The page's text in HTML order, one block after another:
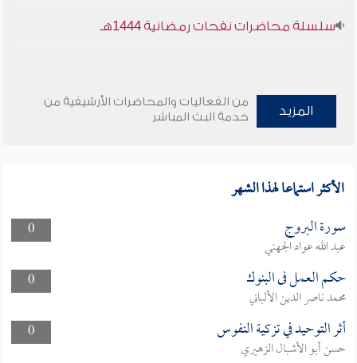
سلسلة محاضرات نفحات رمضانية 1444هـ
المزيد
من الفعاليات والمحاضرات الأرشيفية من
خدمة البث المباشر
الأكثر استماعا لهذا الشهر
0 سورة البروج
عبد الله عواد الجهني
0
حكم العمل فى البنوك
محمد ناصر الدين الألباني
0
أثر التوحيد في تزكية النفوس
حسن أبو الأشبال الزهيري